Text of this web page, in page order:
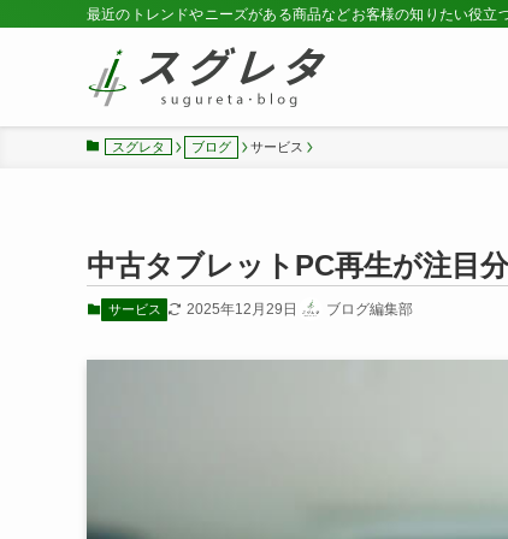
最近のトレンドやニーズがある商品などお客様の知りたい役立
スグレタ ブログ サービス
中古タブレットPC再生が注目
サービス 2025年12月29日 ブログ編集部